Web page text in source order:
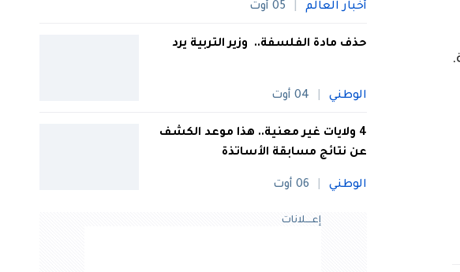
أخبار العالم 05 أوت
حذف مادة الفلسفة.. وزير التربية يرد
الوطني 04 أوت
4 ولايات غير معنية.. هذا موعد الكشف
عن نتائج مسابقة الأساتذة
الوطني 06 أوت
إعــــلانات